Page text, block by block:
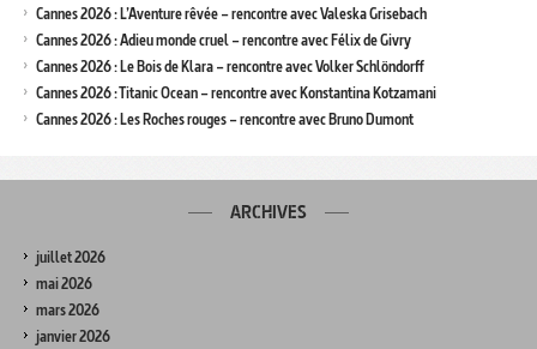
Cannes 2026 : L’Aventure rêvée – rencontre avec Valeska Grisebach
Cannes 2026 : Adieu monde cruel – rencontre avec Félix de Givry
Cannes 2026 : Le Bois de Klara – rencontre avec Volker Schlöndorff
Cannes 2026 : Titanic Ocean – rencontre avec Konstantina Kotzamani
Cannes 2026 : Les Roches rouges – rencontre avec Bruno Dumont
ARCHIVES
juillet 2026
mai 2026
mars 2026
janvier 2026